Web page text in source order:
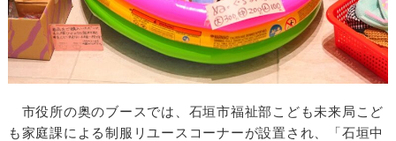
市役所の奥のブースでは、石垣市福祉部こども未来局こど
も家庭課による制服リユースコーナーが設置され、「石垣中